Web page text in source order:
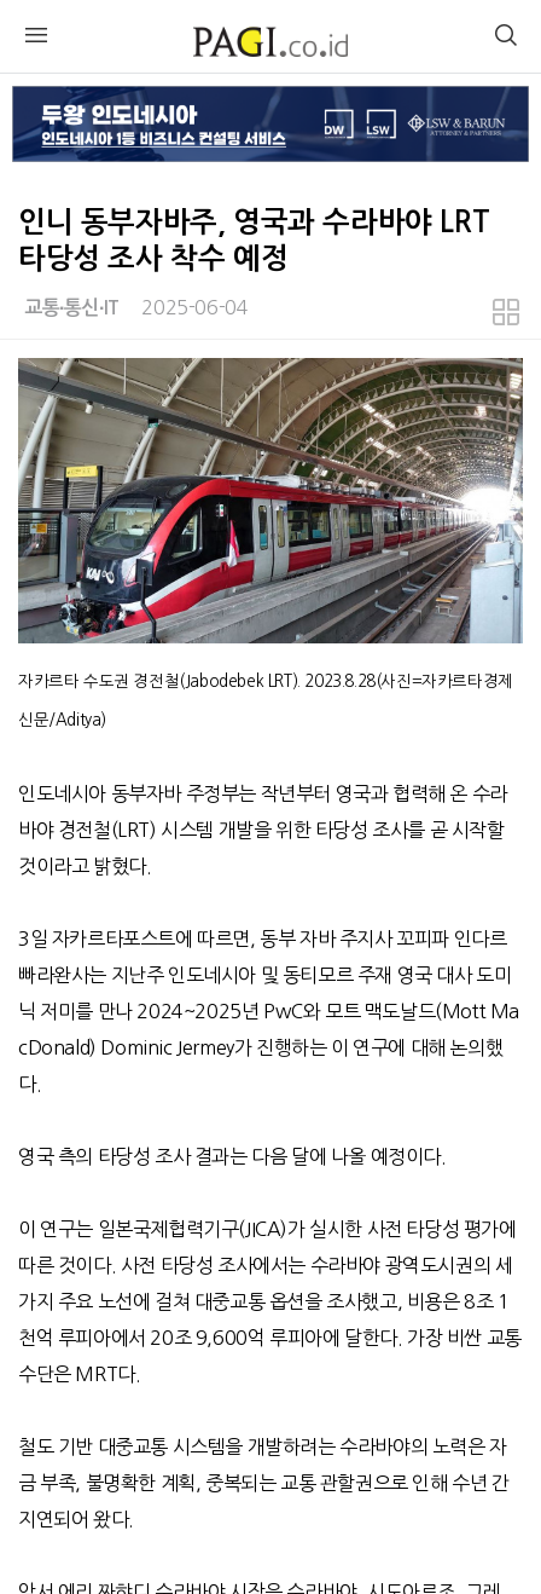
인니 동부자바주, 영국과 수라바야 LRT
타당성 조사 착수 예정
교통∙통신∙IT 2025-06-04
본문
자카르타 수도권 경전철 (Jabodebek LRT). 2023.8.28(사진=자카르타경제
신문/Aditya)
인도네시아 동부자바 주정부는 작년부터 영국과 협력해 온 수라
바야 경전철(LRT) 시스템 개발을 위한 타당성 조사를 곧 시작할
것이라고 밝혔다.
3일 자카르타포스트에 따르면, 동부 자바 주지사 꼬피파 인다르
빠라완사는 지난주 인도네시아 및 동티모르 주재 영국 대사 도미
닉 저미를 만나2024~2025년 PwC와 모트 맥도날드(Mott Ma
cDonald) Dominic Jermey가 진행하는 이 연구에 대해 논의했
다.
영국 측의 타당성 조사 결과는 다음 달에 나올 예정이다.
이 연구는 일본국제협력기구(JICA)가 실시한 사전 타당성 평가에
따른 것이다. 사전 타당성 조사에서는 수라바야 광역도시권의 세
가지 주요 노선에 걸쳐 대중교통 옵션을 조사했고, 비용은8조 1
천억 루피아에서 20조 9,600억 루피아에 달한다. 가장 비싼 교통
수단은 MRT다.
철도 기반 대중교통 시스템을 개발하려는 수라바야의 노력은 자
금 부족, 불명확한 계획
중복되는 교통 관할권으로 인해 수년 간
지연되어 왔다.